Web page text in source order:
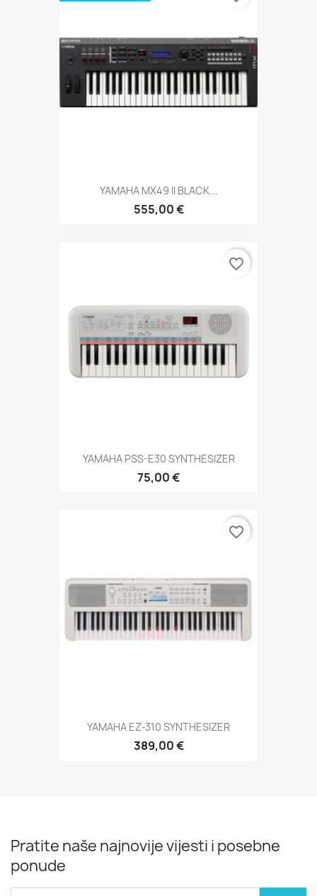
YAMAHA MX49 II BLACK...
555,00 €
YAMAHA PSS-E30 SYNTHESIZER
75,00 €
favorite_border
YAMAHA EZ-310 SYNTHESIZER
389,00 €
favorite_border
Pratite naše najnovije vijesti i posebne
ponude